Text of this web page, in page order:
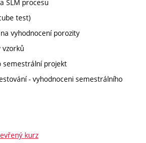
SLM procesu
test)
vyhodnocení porozity
vzorků
semestrální projekt
- vyhodnoceni semestrálního
kurz